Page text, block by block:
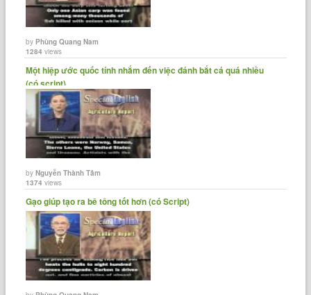
byPhùng Quang Nam
1284 views
Một hiệp ước quốc tính nhắm đến việc đánh bắt cá quá nhiều
(có script)
byNguyễn Thành Tâm
1374 views
Gạo giúp tạo ra bê tông tốt hơn (có Script)